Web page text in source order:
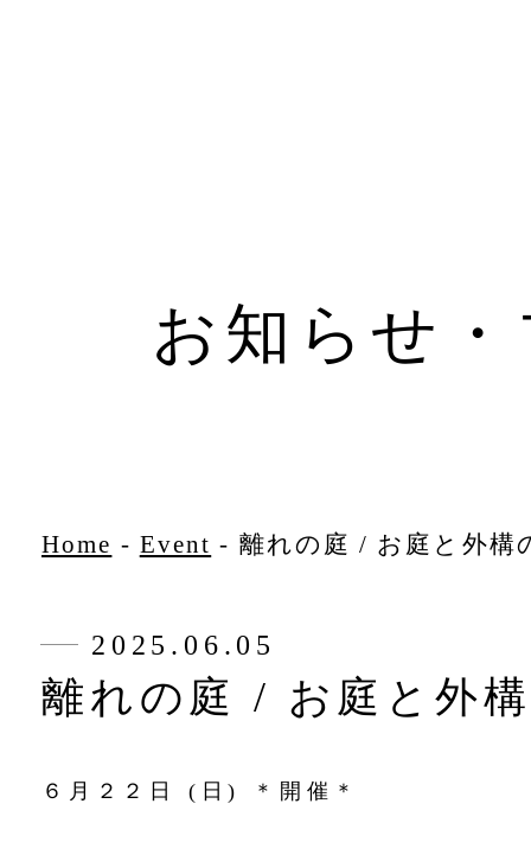
お知らせ
Home - Event - 離れの庭 / お庭と外構
2025.06.05
離れの庭 / お庭と外
６月２２日 (日) ＊開催＊